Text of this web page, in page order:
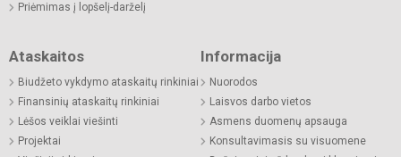
Priėmimas į lopšelį-darželį
Ataskaitos
Biudžeto vykdymo ataskaitų rinkiniai
Finansinių ataskaitų rinkiniai
Lėšos veiklai viešinti
Projektai
Informacija
Nuorodos
Laisvos darbo vietos
Asmens duomenų apsauga
Konsultavimasis su visuomene